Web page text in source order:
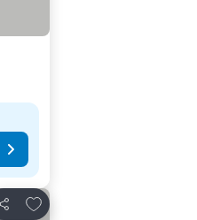
Teilen
Zu Favoriten hinzufügen